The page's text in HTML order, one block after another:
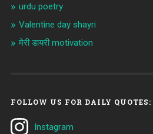
urdu poetry
Valentine day shayri
मेरी डायरी motivation
FOLLOW US FOR DAILY QUOTES:
Instagram